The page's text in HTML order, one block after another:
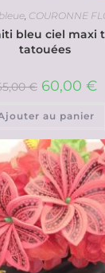
COURONNE
bleu ciel maxi
tatouées
€ 60,00 €
au panier